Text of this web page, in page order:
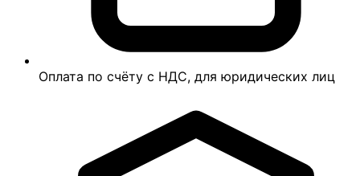
Оплата по счёту с НДС, для юридических лиц